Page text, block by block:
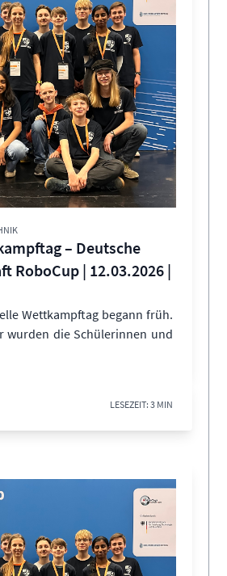
– Deutsche
RoboCup | 12.03.2026 |
Wettkampftag begann früh.
wurden die Schülerinnen und
LESEZEIT: 3 MIN